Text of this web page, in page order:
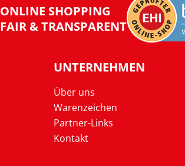
ONLINE SHOPPING
FAIR & TRANSPARENT
UNTERNEHMEN
Über uns
Warenzeichen
Partner-Links
Kontakt